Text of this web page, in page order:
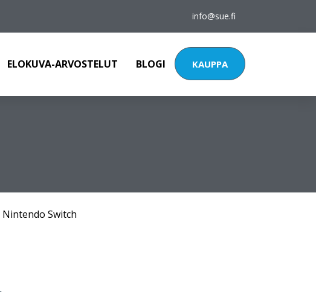
info@sue.fi
ELOKUVA-ARVOSTELUT BLOGI KAUPPA
Nintendo Switch